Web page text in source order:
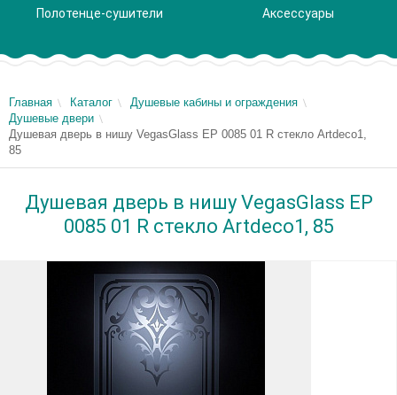
Полотенце-сушители Аксессуары
Главная Каталог
Душевые кабины и ограждения
Душевые двери
Душевая дверь в нишу VegasGlass EP 0085 01 R стекло Artdeco1,
85
Душевая дверь в нишу VegasGlass EP
0085 01 R стекло Artdeco1, 85